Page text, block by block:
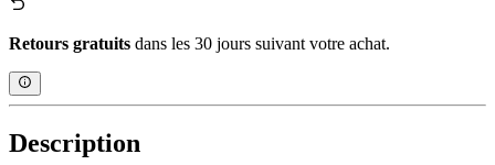
Retours gratuits dans les 30 jours suivant votre achat.
Description